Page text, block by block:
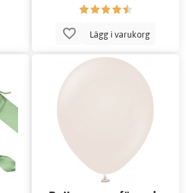
Lägg i varukorg